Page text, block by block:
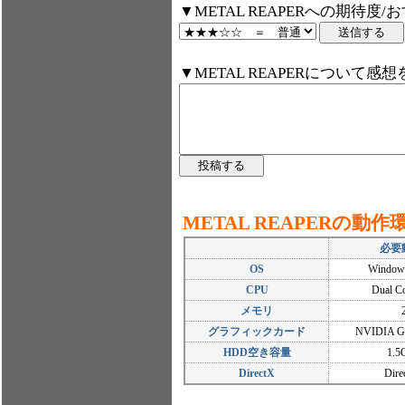
▼METAL REAPERへの期待度/
▼METAL REAPERについて感想
METAL REAPERの動作
必要
OS
CPU
Dual
メモリ
グラフィックカード
NVIDIA
HDD空き容量
DirectX